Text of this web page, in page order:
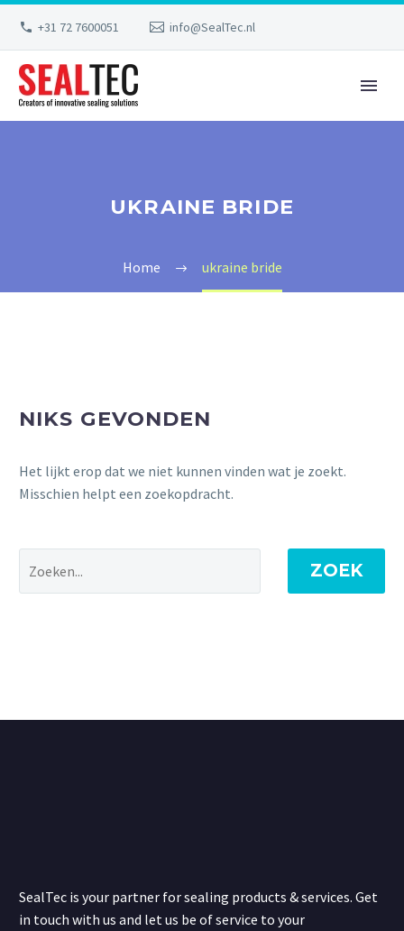
+31 72 7600051 info@SealTec.nl
UKRAINE BRIDE
Home ukraine bride
NIKS GEVONDEN
Het lijkt erop dat we niet kunnen vinden wat je zoekt.
Misschien helpt een zoekopdracht.
ZOEK
SealTec is your partner for sealing products & services. Get
in touch with us and let us be of service to your